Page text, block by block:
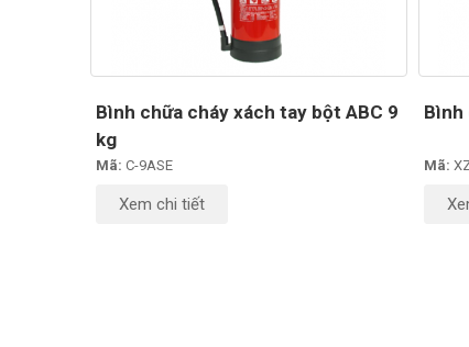
Bình chữa cháy xách tay bột ABC 9
kg
Mã: C-9ASE
Xem chi tiết
Bình
Mã: